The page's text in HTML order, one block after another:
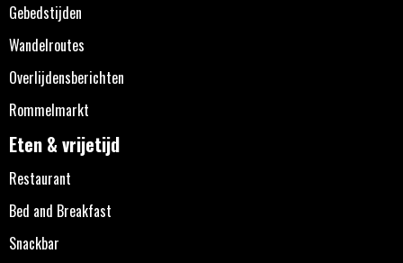
Gebedstijden
Wandelroutes
Overlijdensberichten
Rommelmarkt
Eten & vrijetijd
Restaurant
Bed and Breakfast
Snackbar